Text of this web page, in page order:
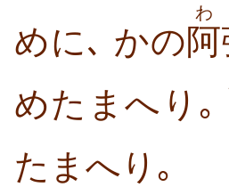
めに､ かの阿
わ
めたまへり｡
たまへり｡